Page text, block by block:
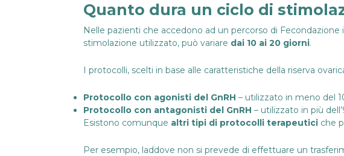
Quanto dura un ciclo di
Nelle pazienti che accedono ad un percorso di Fecondazione
stimolazione utilizzato, può variare dai 10 ai 20 giorni.
I protocolli, scelti in base alle caratteristiche della riserva
Protocollo con agonisti del GnRH – utilizzato in meno del
Protocollo con antagonisti del GnRH – utilizzato in più
Esistono comunque altri tipi di protocolli terapeutici che
Per esempio, laddove non si prevede di effettuare un